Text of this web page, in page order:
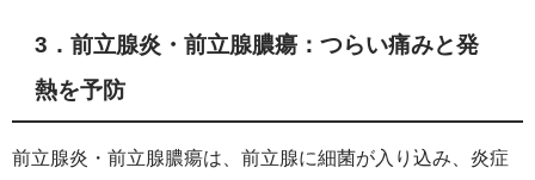
3．前立腺炎・前立腺膿瘍：つらい痛みと発
熱を予防
前立腺炎・前立腺膿瘍は、前立腺に細菌が入り込み、炎症